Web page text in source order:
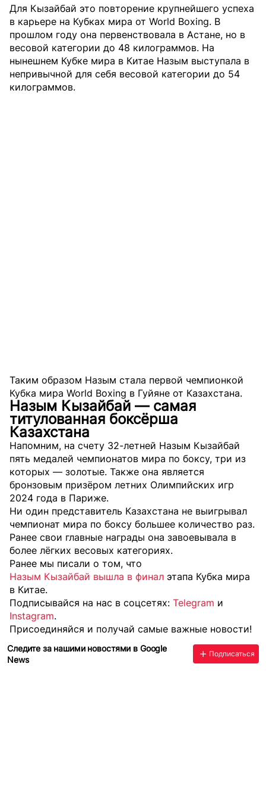
Для Кызайбай это повторение крупнейшего успеха
в карьере на Кубках мира от World Boxing. В
прошлом году она первенствовала в Астане, но в
весовой категории до 48 килограммов. На
нынешнем Кубке мира в Китае Назым выступала в
непривычной для себя весовой категории до 54
килограммов.
Таким образом Назым стала первой чемпионкой
Кубка мира World Boxing в Гуйяне от Казахстана.
Назым Кызайбай — самая
титулованная боксёрша
Казахстана
Напомним, на счету 32-летней Назым Кызайбай
пять медалей чемпионатов мира по боксу, три из
которых — золотые. Также она является
бронзовым призёром летних Олимпийских игр
2024 года в Париже.
Ни один представитель Казахстана не выигрывал
чемпионат мира по боксу большее количество раз.
Ранее свои главные награды она завоевывала в
более лёгких весовых категориях.
Ранее мы писали о том, что
Назым Кызайбай вышла в финал этапа Кубка мира
в Китае.
Подписывайся на нас в соцсетях: Telegram и
Instagram.
Присоединяйся и получай самые важные новости!
Следите за нашими новостями в Google
News
Подписаться